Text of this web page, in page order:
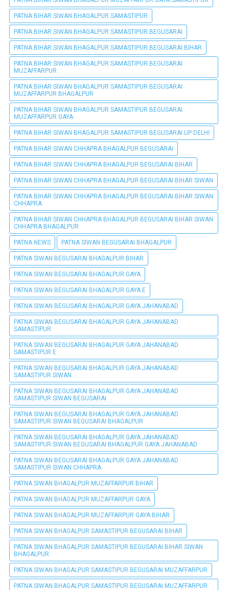
PATNA BIHAR SIWAN BHAGALPUR SAMASTIPUR
PATNA BIHAR SIWAN BHAGALPUR SAMASTIPUR BEGUSARAI
PATNA BIHAR SIWAN BHAGALPUR SAMASTIPUR BEGUSARAI BIHAR
PATNA BIHAR SIWAN BHAGALPUR SAMASTIPUR BEGUSARAI
MUZAFFARPUR
PATNA BIHAR SIWAN BHAGALPUR SAMASTIPUR BEGUSARAI
MUZAFFARPUR BHAGALPUR
PATNA BIHAR SIWAN BHAGALPUR SAMASTIPUR BEGUSARAI
MUZAFFARPUR GAYA
PATNA BIHAR SIWAN BHAGALPUR SAMASTIPUR BEGUSARAI UP DELHI
PATNA BIHAR SIWAN CHHAPRA BHAGALPUR BEGUSARAI
PATNA BIHAR SIWAN CHHAPRA BHAGALPUR BEGUSARAI BIHAR
PATNA BIHAR SIWAN CHHAPRA BHAGALPUR BEGUSARAI BIHAR SIWAN
PATNA BIHAR SIWAN CHHAPRA BHAGALPUR BEGUSARAI BIHAR SIWAN
CHHAPRA
PATNA BIHAR SIWAN CHHAPRA BHAGALPUR BEGUSARAI BIHAR SIWAN
CHHAPRA BHAGALPUR
PATNA NEWS PATNA SIWAN BEGUSARAI BHAGALPUR
PATNA SIWAN BEGUSARAI BHAGALPUR BIHAR
PATNA SIWAN BEGUSARAI BHAGALPUR GAYA
PATNA SIWAN BEGUSARAI BHAGALPUR GAYA E
PATNA SIWAN BEGUSARAI BHAGALPUR GAYA JAHANABAD
PATNA SIWAN BEGUSARAI BHAGALPUR GAYA JAHANABAD
SAMASTIPUR
PATNA SIWAN BEGUSARAI BHAGALPUR GAYA JAHANABAD
SAMASTIPUR E
PATNA SIWAN BEGUSARAI BHAGALPUR GAYA JAHANABAD
SAMASTIPUR SIWAN
PATNA SIWAN BEGUSARAI BHAGALPUR GAYA JAHANABAD
SAMASTIPUR SIWAN BEGUSARAI
PATNA SIWAN BEGUSARAI BHAGALPUR GAYA JAHANABAD
SAMASTIPUR SIWAN BEGUSARAI BHAGALPUR
PATNA SIWAN BEGUSARAI BHAGALPUR GAYA JAHANABAD
SAMASTIPUR SIWAN BEGUSARAI BHAGALPUR GAYA JAHANABAD
PATNA SIWAN BEGUSARAI BHAGALPUR GAYA JAHANABAD
SAMASTIPUR SIWAN CHHAPRA
PATNA SIWAN BHAGALPUR MUZAFFARPUR BIHAR
PATNA SIWAN BHAGALPUR MUZAFFARPUR GAYA
PATNA SIWAN BHAGALPUR MUZAFFARPUR GAYA BIHAR
PATNA SIWAN BHAGALPUR SAMASTIPUR BEGUSARAI BIHAR
PATNA SIWAN BHAGALPUR SAMASTIPUR BEGUSARAI BIHAR SIWAN
BHAGALPUR
PATNA SIWAN BHAGALPUR SAMASTIPUR BEGUSARAI MUZAFFARPUR
PATNA SIWAN BHAGALPUR SAMASTIPUR BEGUSARAI MUZAFFARPUR